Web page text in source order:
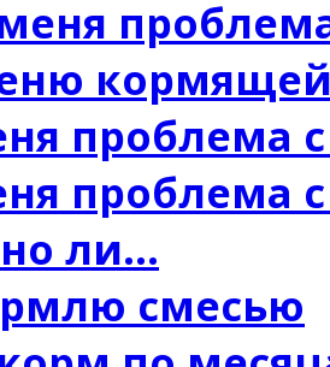
проблема
проблема
ли…
смесью